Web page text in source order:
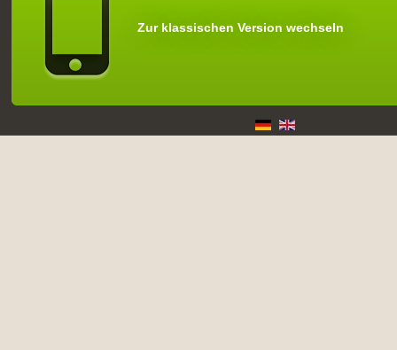
Zur klassischen Version wechseln